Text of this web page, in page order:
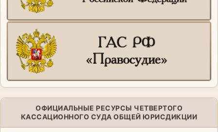
ОФИЦИАЛЬНЫЕ РЕСУРСЫ ЧЕТВЕРТОГО
КАССАЦИОННОГО СУДА ОБЩЕЙ ЮРИСДИКЦИИ